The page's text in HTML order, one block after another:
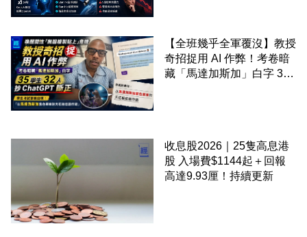
【全班幾乎全軍覆沒】教授
奇招捉用 AI 作弊！考卷暗
藏「馬達加斯加」白字 35
收息股2026｜25隻高息港
股 入場費$1144起＋回報
高達9.93厘！持續更新